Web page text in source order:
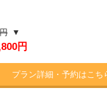
▼
円
プラン詳細・予約はこち